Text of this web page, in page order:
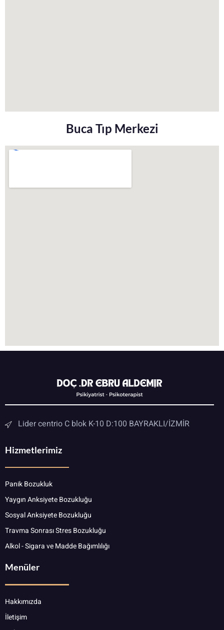
Buca Tıp Merkezi
Lider centrio C blok K-10 D:100 BAYRAKLI/İZMİR
Hizmetlerimiz
Panik Bozukluk
Yaygın Anksiyete Bozukluğu
Sosyal Anksiyete Bozukluğu
Travma Sonrası Stres Bozukluğu
Alkol - Sigara ve Madde Bağımlılığı
Menüler
Hakkımızda
İletişim